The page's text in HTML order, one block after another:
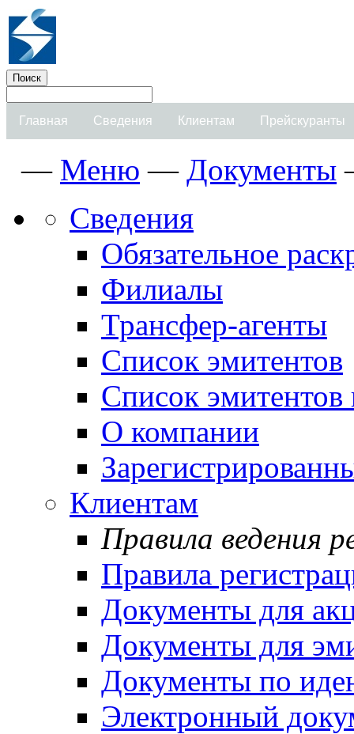
Главная Сведения Клиентам Прейскуранты
— Меню — Документы
Сведения
Обязательное
Филиалы
Трансфер-агенты
Список эмитентов
Список эмитентов
О компании
Клиентам
Правила ведения
Правила
Документы для
Документы для
Документы по
Электронный